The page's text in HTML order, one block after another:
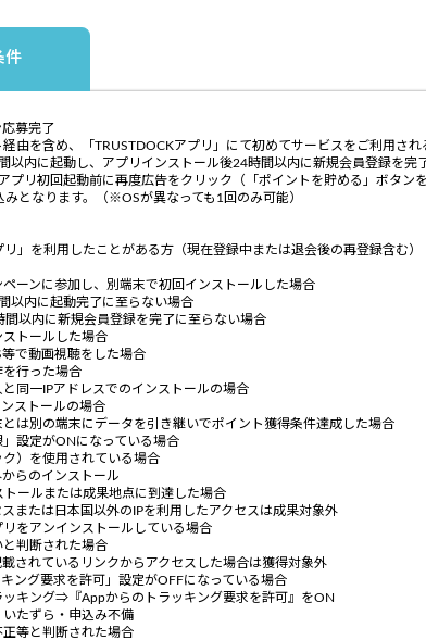
件
募完了
由を含め、「TRUSTDOCKアプリ」にて初めてサービスをご利用され
以内に起動し、アプリインストール後24時間以内に新規会員登録を完
リ初回起動前に再度広告をクリック（「ポイントを貯める」ボタン
みとなります。（※OSが異なっても1回のみ可能）
リ」を利用したことがある方（現在登録中または退会後の再登録含む）
ーンに参加し、別端末で初回インストールした場合
以内に起動完了に至らない場合
間以内に新規会員登録を完了に至らない場合
ストールした場合
で動画視聴をした場合
を行った場合
同一IPアドレスでのインストールの場合
ストールの場合
とは別の端末にデータを引き継いでポイント獲得条件達成した場合
設定がONになっている場合
）を使用されている場合
らのインストール
トールまたは成果地点に到達した場合
または日本国以外のIPを利用したアクセスは成果対象外
をアンインストールしている場合
と判断された場合
載されているリンクからアクセスした場合は獲得対象外
ング要求を許可」設定がOFFになっている場合
キング⇒『Appからのトラッキング要求を許可』をON
いたずら・申込み不備
正等と判断された場合